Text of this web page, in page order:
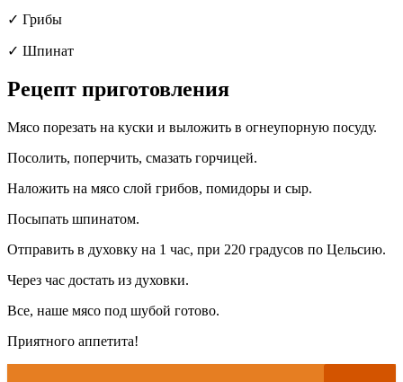
✓ Грибы
✓ Шпинат
Рецепт приготовления
Мясо порезать на куски и выложить в огнеупорную посуду.
Посолить, поперчить, смазать горчицей.
Наложить на мясо слой грибов, помидоры и сыр.
Посыпать шпинатом.
Отправить в духовку на 1 час, при 220 градусов по Цельсию.
Через час достать из духовки.
Все, наше мясо под шубой готово.
Приятного аппетита!